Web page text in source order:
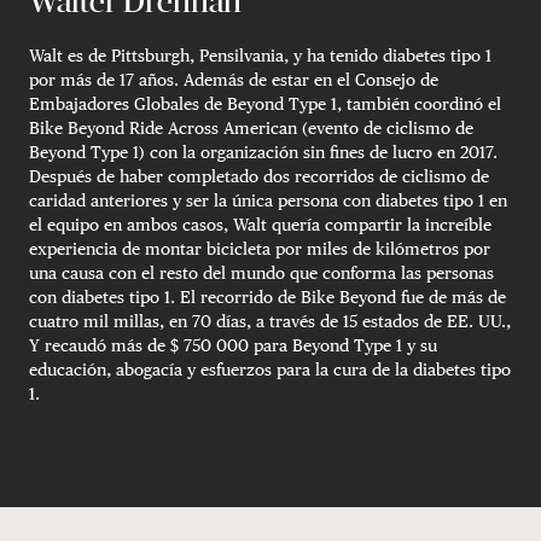
Walt es de Pittsburgh, Pensilvania, y ha tenido diabetes tipo 1
por más de 17 años. Además de estar en el Consejo de
Embajadores Globales de Beyond Type 1, también coordinó el
Bike Beyond Ride Across American (evento de ciclismo de
Beyond Type 1) con la organización sin fines de lucro en 2017.
Después de haber completado dos recorridos de ciclismo de
caridad anteriores y ser la única persona con diabetes tipo 1 en
el equipo en ambos casos, Walt quería compartir la increíble
experiencia de montar bicicleta por miles de kilómetros por
una causa con el resto del mundo que conforma las personas
con diabetes tipo 1. El recorrido de Bike Beyond fue de más de
cuatro mil millas, en 70 días, a través de 15 estados de EE. UU.,
Y recaudó más de $ 750 000 para Beyond Type 1 y su
educación, abogacía y esfuerzos para la cura de la diabetes tipo
1.